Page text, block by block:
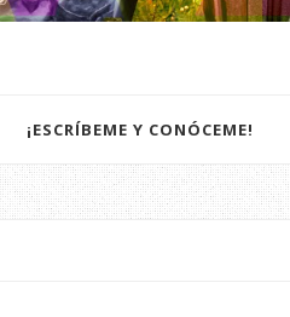
¡ESCRÍBEME Y CONÓCEME!